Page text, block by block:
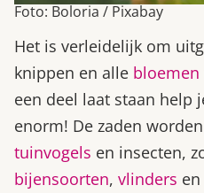
Foto: Boloria / Pixabay
Het is verleidelijk om
knippen en alle bloemen
een deel laat staan help
enorm! De zaden
tuinvogels en insecten,
bijensoorten, vlinders en